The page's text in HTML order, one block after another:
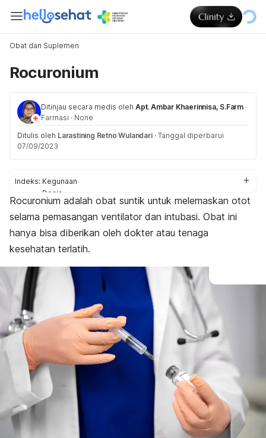
Obat dan Suplemen
Rocuronium
Ditinjau secara medis oleh Apt. Ambar Khaerinnisa, S.Farm ·
Farmasi · None
Ditulis oleh Larastining Retno Wulandari · Tanggal diperbarui
07/09/2023
Indeks: Kegunaan
Dosis
Aturan pakai
Efek samping
Peringatan dan perhatian
Interaksi rocuronium dengan obat lain
Rocuronium adalah obat suntik untuk melemaskan otot
selama pemasangan ventilator dan intubasi. Obat ini
hanya bisa diberikan oleh dokter atau tenaga
kesehatan terlatih.